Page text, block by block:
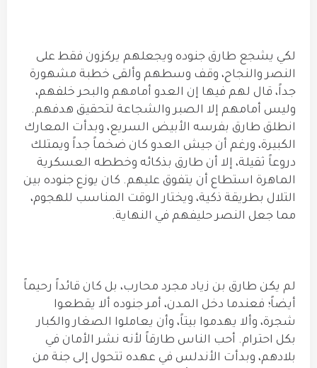
لكي يشجع طارق جنوده ويجعلهم يركزون فقط على
النصر والنجاح، وقف وسطهم وألقى خطبة مشهورة
جداً، قال لهم فيها إن العدو أمامهم والبحر خلفهم،
وليس أمامهم إلا الصبر والشجاعة لتحقيق هدفهم.
انطلق طارق بفرسه الأبيض السريع، وبدأت المعارك
الكبيرة، ورغم أن جيش العدو كان ضخماً جداً ويمتلك
دروعاً ثقيلة، إلا أن طارق بذكائه وخططه العسكرية
الماهرة استطاع أن يتفوق عليهم. كان يوزع جنوده بين
التلال بطريقة ذكية، ويختار الوقت المناسب للهجوم،
مما جعل النصر حليفهم في النهاية.
لم يكن طارق بن زياد مجرد محارب، بل كان قائداً رحيماً
أيضاً؛ فعندما دخل المدن، أمر جنوده ألا يقطعوا
شجرة، وألا يهدموا بيتاً، وأن يعاملوا الصغار والكبار
بكل احترام. أحب الناس طارقاً لأنه نشر الأمان في
بلادهم، وبدأت الأندلس في عهده تتحول إلى جنة من